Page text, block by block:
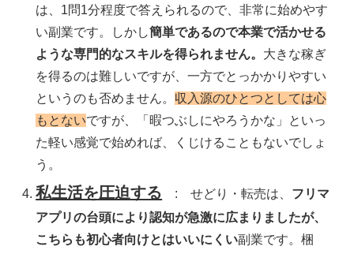
は、1問1分程度で答えられるので、非常に始めやす
い副業です。しかし簡単であるので本業で活かせる
ような専門的なスキルを得られません。 大きな稼ぎ
を得るのは難しいですが、一方でとっかかりやすい
というのも否めません。 収入源のひとつとしては心
もとないですが、「暇つぶしにやろうかな」といっ
た軽い感覚で始めれば、くじけることもないでしょ
う。
私生活を圧迫する : せどり・転売は、 フリマ
アプリの台頭により認知が急激に広まりましたが、
こちらも初心者向けとはいいにくい副業です。梱